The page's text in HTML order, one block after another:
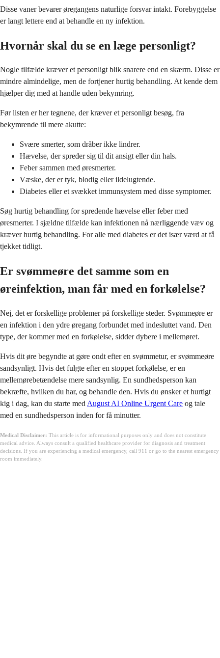
Disse vaner bevarer øregangens naturlige forsvar intakt. Forebyggelse
er langt lettere end at behandle en ny infektion.
Hvornår skal du se en læge personligt?
Nogle tilfælde kræver et personligt blik snarere end en skærm. Disse er
mindre almindelige, men de fortjener hurtig behandling. At kende dem
hjælper dig med at handle uden bekymring.
Før listen er her tegnene, der kræver et personligt besøg, fra
bekymrende til mere akutte:
Svære smerter, som dråber ikke lindrer.
Hævelse, der spreder sig til dit ansigt eller din hals.
Feber sammen med øresmerter.
Væske, der er tyk, blodig eller ildelugtende.
Diabetes eller et svækket immunsystem med disse symptomer.
Søg hurtig behandling for spredende hævelse eller feber med
øresmerter. I sjældne tilfælde kan infektionen nå nærliggende væv og
kræver hurtig behandling. For alle med diabetes er det især værd at få
tjekket tidligt.
Er svømmeøre det samme som en
øreinfektion, man får med en forkølelse?
Nej, det er forskellige problemer på forskellige steder. Svømmeøre er
en infektion i den ydre øregang forbundet med indesluttet vand. Den
type, der kommer med en forkølelse, sidder dybere i mellemøret.
Hvis dit øre begyndte at gøre ondt efter en svømmetur, er svømmeøre
sandsynligt. Hvis det fulgte efter en stoppet forkølelse, er en
mellemørebetændelse mere sandsynlig. En sundhedsperson kan
bekræfte, hvilken du har, og behandle den. Hvis du ønsker et hurtigt
kig i dag, kan du starte med August AI Online Urgent Care og tale
med en sundhedsperson inden for få minutter.
Medical Disclaimer: This article is for informational purposes only and does not constitute
medical advice. Always consult a qualified healthcare provider for diagnosis and treatment
decisions. If you are experiencing a medical emergency, call 911 or go to the nearest emergency
room immediately.